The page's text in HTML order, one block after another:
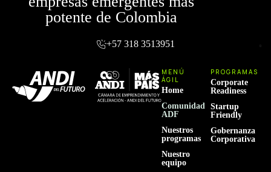
potente de Colombia
+57 318 3513951
MENÚ
ÁGIL
Home
Comunidad
ADF
Nuestros
programas
Nuestro
equipo
PROGRAMAS
Corporate
Readiness
Startup
Friendly
Gobernanza
Corporativa